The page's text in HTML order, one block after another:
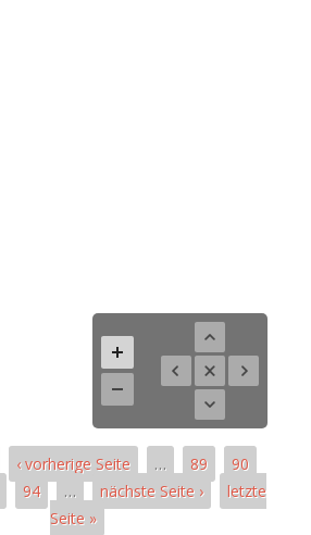
‹ vorherige Seite … 89
90
94 … nächste Seite ›
letzte
Seite »